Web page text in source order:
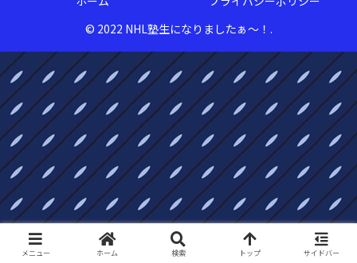
© 2022 NHL塾生になりましたぁ〜！.
メニュー ホーム 検索 トップ サイドバー